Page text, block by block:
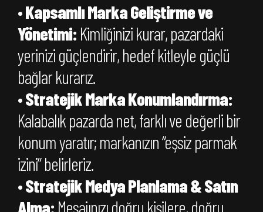
•Kapsamlı Marka Geliştirme ve
Yönetimi: Kimliğinizi kurar, pazardaki
yerinizi güçlendirir, hedef kitleyle güçlü
bağlar kurarız.
•Stratejik Marka Konumlandırma:
Kalabalık pazarda net, farklı ve değerli bir
konum yaratır; markanızın “eşsiz parmak
izini” belirleriz.
•Stratejik Medya Planlama & Satın
Alma: Mesajınızı doğru kişilere, doğru